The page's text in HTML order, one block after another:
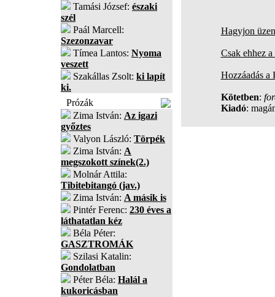
Tamási József: északi
szél
Paál Marcell:
Szezonzavar
Tímea Lantos: Nyoma
veszett
Szakállas Zsolt: ki lapít
ki.
Prózák
Zima István: Az igazi
győztes
Valyon László: Törpék
Zima István: A
megszokott színek(2.)
Molnár Attila:
Tibitebitangó (jav.)
Zima István: A másik is
Pintér Ferenc: 230 éves a
láthatatlan kéz
Béla Péter:
GASZTROMÁK
Szilasi Katalin:
Gondolatban
Péter Béla: Halál a
kukoricásban
Hagyjon
Csak ehhez
Hozzáadás
Kötetben:
Kiadó: